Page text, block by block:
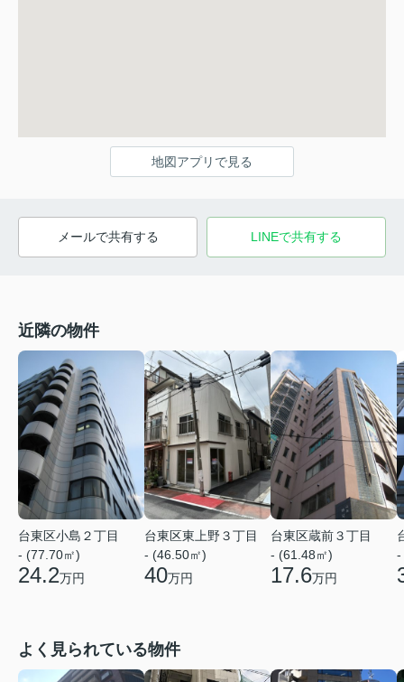
地図アプリで見る
メールで共有する LINEで共有する
近隣の物件
台東区小島２丁目
- (77.70㎡)
24.2万円
台東区東上野３丁目
- (46.50㎡)
40万円
台東区蔵前３丁目
- (61.48㎡)
17.6万円
-
よく見られている物件